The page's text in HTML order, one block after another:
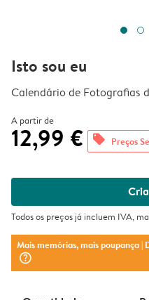
Isto sou eu
Calendário de Fotografias
A partir de
12,99 € offers Preços
Todos os preços já incluem IVA,
Mais memórias, mais poupança|
question_mark_circle